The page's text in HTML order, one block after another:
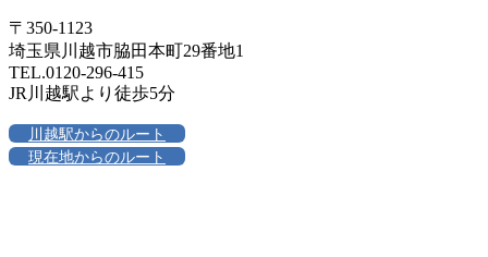
〒350-1123
埼玉県川越市脇田本町29番地1
TEL.0120-296-415
JR川越駅より徒歩5分
川越駅からのルート
現在地からのルート